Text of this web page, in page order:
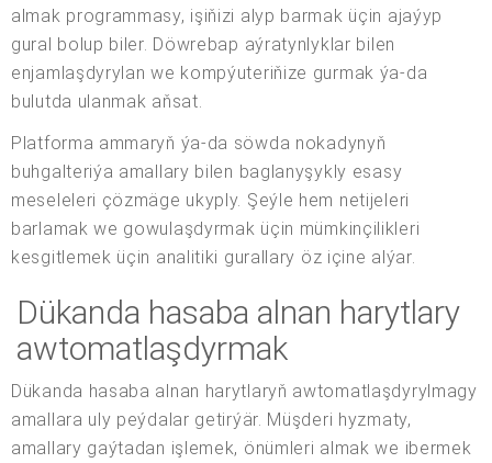
almak programmasy, işiňizi alyp barmak üçin ajaýyp
gural bolup biler. Döwrebap aýratynlyklar bilen
enjamlaşdyrylan we kompýuteriňize gurmak ýa-da
bulutda ulanmak aňsat.
Platforma ammaryň ýa-da söwda nokadynyň
buhgalteriýa amallary bilen baglanyşykly esasy
meseleleri çözmäge ukyply. Şeýle hem netijeleri
barlamak we gowulaşdyrmak üçin mümkinçilikleri
kesgitlemek üçin analitiki gurallary öz içine alýar.
Dükanda hasaba alnan harytlary
awtomatlaşdyrmak
Dükanda hasaba alnan harytlaryň awtomatlaşdyrylmagy
amallara uly peýdalar getirýär. Müşderi hyzmaty,
amallary gaýtadan işlemek, önümleri almak we ibermek